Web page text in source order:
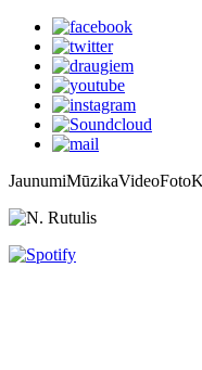
JaunumiMūzikaVideoFoto